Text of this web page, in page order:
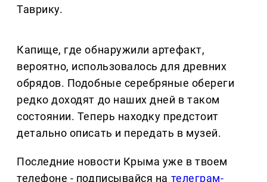
Таврику.
Капище, где обнаружили артефакт,
вероятно, использовалось для древних
обрядов. Подобные серебряные обереги
редко доходят до наших дней в таком
состоянии. Теперь находку предстоит
детально описать и передать в музей.
Последние новости Крыма уже в твоем
телефоне - подписывайся на телеграм-